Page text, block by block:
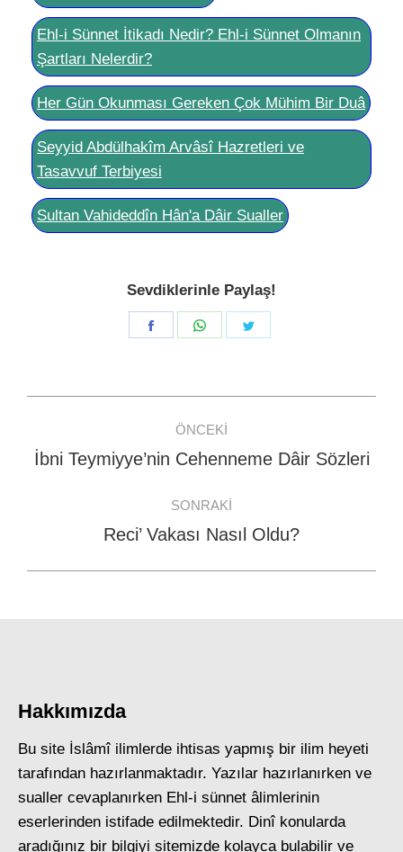
Ehl-i Sünnet İtikadı Nedir? Ehl-i Sünnet Olmanın
Şartları Nelerdir?
Her Gün Okunması Gereken Çok Mühim Bir Duâ
Seyyid Abdülhakîm Arvâsî Hazretleri ve
Tasavvuf Terbiyesi
Sultan Vahideddîn Hân'a Dâir Sualler
Sevdiklerinle Paylaş!
Share
Share
navigation
ÖNCEKI
Previous
İbni Teymiyye’nin Cehenneme Dâir Sözleri
SONRAKI
Next
Reci’ Vakası Nasıl Oldu?
Hakkımızda
Bu site İslâmî ilimlerde ihtisas yapmış bir ilim heyeti
tarafından hazırlanmaktadır. Yazılar hazırlanırken ve
sualler cevaplanırken Ehl-i sünnet âlimlerinin
eserlerinden istifade edilmektedir. Dinî konularda
aradığınız bir bilgiyi sitemizde kolayca bulabilir ve